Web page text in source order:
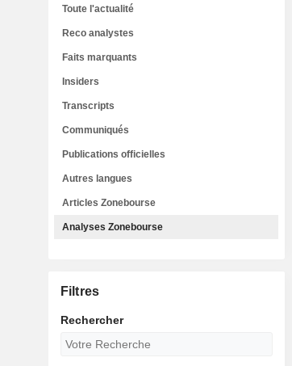
Toute l'actualité
Reco analystes
Faits marquants
Insiders
Transcripts
Communiqués
Publications officielles
Autres langues
Articles Zonebourse
Analyses Zonebourse
Filtres
Rechercher